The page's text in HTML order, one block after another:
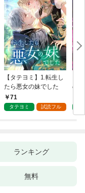
【タテヨミ】1.転生し
たら悪女の妹でした
71
タテヨミ 試読フル
の
ランキング
無料